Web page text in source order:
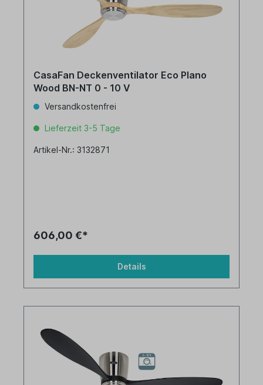
CasaFan Deckenventilator Eco Plano
Wood BN-NT 0 - 10 V
Versandkostenfrei
Lieferzeit 3-5 Tage
Artikel-Nr.: 3132871
606,00 €*
Details